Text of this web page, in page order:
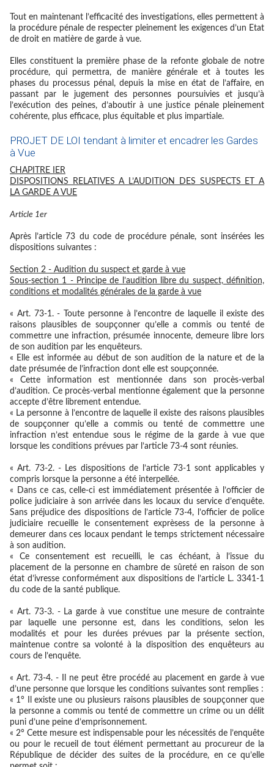
Tout en maintenant l’efficacité des investigations, elles permettent à
la procédure pénale de respecter pleinement les exigences d’un Etat
de droit en matière de garde à vue.
Elles constituent la première phase de la refonte globale de notre
procédure, qui permettra, de manière générale et à toutes les
phases du processus pénal, depuis la mise en état de l’affaire, en
passant par le jugement des personnes poursuivies et jusqu’à
l’exécution des peines, d’aboutir à une justice pénale pleinement
cohérente, plus efficace, plus équitable et plus impartiale.
PROJET DE LOI tendant à limiter et encadrer les Gardes
à Vue
CHAPITRE IER
DISPOSITIONS RELATIVES A L’AUDITION DES SUSPECTS ET A
LA GARDE A VUE
Article 1er
Après l’article 73 du code de procédure pénale, sont insérées les
dispositions suivantes :
Section 2 - Audition du suspect et garde à vue
Sous-section 1 - Principe de l’audition libre du suspect, définition,
conditions et modalités générales de la garde à vue
« Art. 73-1. - Toute personne à l’encontre de laquelle il existe des
raisons plausibles de soupçonner qu’elle a commis ou tenté de
commettre une infraction, présumée innocente, demeure libre lors
de son audition par les enquêteurs.
« Elle est informée au début de son audition de la nature et de la
date présumée de l’infraction dont elle est soupçonnée.
« Cette information est mentionnée dans son procès-verbal
d’audition. Ce procès-verbal mentionne également que la personne
accepte d’être librement entendue.
« La personne à l’encontre de laquelle il existe des raisons plausibles
de soupçonner qu’elle a commis ou tenté de commettre une
infraction n’est entendue sous le régime de la garde à vue que
lorsque les conditions prévues par l’article 73-4 sont réunies.
« Art. 73-2. - Les dispositions de l’article 73-1 sont applicables y
compris lorsque la personne a été interpellée.
« Dans ce cas, celle-ci est immédiatement présentée à l’officier de
police judiciaire à son arrivée dans les locaux du service d’enquête.
Sans préjudice des dispositions de l’article 73-4, l’officier de police
judiciaire recueille le consentement exprèsess de la personne à
demeurer dans ces locaux pendant le temps strictement nécessaire
à son audition.
« Ce consentement est recueilli, le cas échéant, à l’issue du
placement de la personne en chambre de sûreté en raison de son
état d’ivresse conformément aux dispositions de l’article L. 3341-1
du code de la santé publique.
« Art. 73-3. - La garde à vue constitue une mesure de contrainte
par laquelle une personne est, dans les conditions, selon les
modalités et pour les durées prévues par la présente section,
maintenue contre sa volonté à la disposition des enquêteurs au
cours de l’enquête.
« Art. 73-4. - Il ne peut être procédé au placement en garde à vue
d’une personne que lorsque les conditions suivantes sont remplies :
« 1° Il existe une ou plusieurs raisons plausibles de soupçonner que
la personne a commis ou tenté de commettre un crime ou un délit
puni d’une peine d’emprisonnement.
« 2° Cette mesure est indispensable pour les nécessités de l’enquête
ou pour le recueil de tout élément permettant au procureur de la
République de décider des suites de la procédure, en ce qu’elle